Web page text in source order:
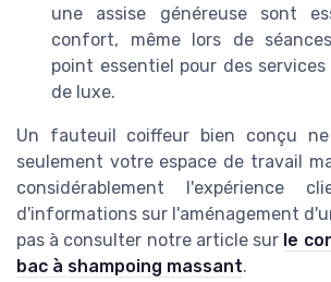
une assise généreuse sont
confort, même lors de
point essentiel pour des
de luxe.
Un fauteuil coiffeur bien conçu
seulement votre espace de travail
considérablement l'expérience
d'informations sur l'aménagement
pas à consulter notre article sur le
bac à shampoing massant.